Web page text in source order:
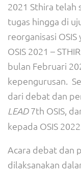
2021 Sthira telah
tugas hingga di
reorganisasi
OSIS 2021 –
bulan Februari
kepengurusan.
dari debat dan
LEAD7th OSIS,
kepada OSIS
Acara debat dan
dilaksanakan